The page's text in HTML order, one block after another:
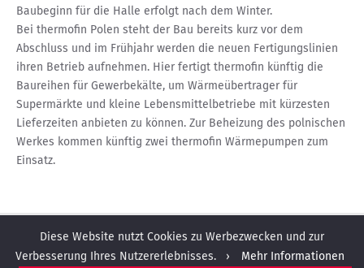
Diese Website nutzt Cookies zu Werbezwecken und zur
Verbesserung Ihres Nutzererlebnisses. ›
Mehr Informationen
Baubeginn für die Halle erfolgt nach dem Winter.
Bei thermofin Polen steht der Bau bereits kurz vor dem
Abschluss und im Frühjahr werden die neuen Fertigungslinien
ihren Betrieb aufnehmen. Hier fertigt thermofin künftig die
Baureihen für Gewerbekälte, um Wärmeübertrager für
Supermärkte und kleine Lebensmittelbetriebe mit kürzesten
Lieferzeiten anbieten zu können. Zur Beheizung des polnischen
Werkes kommen künftig zwei thermofin Wärmepumpen zum
Einsatz.